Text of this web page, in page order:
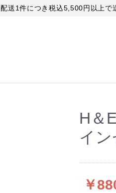
配送1件につき税込5,500円以上で
H＆
イ
￥